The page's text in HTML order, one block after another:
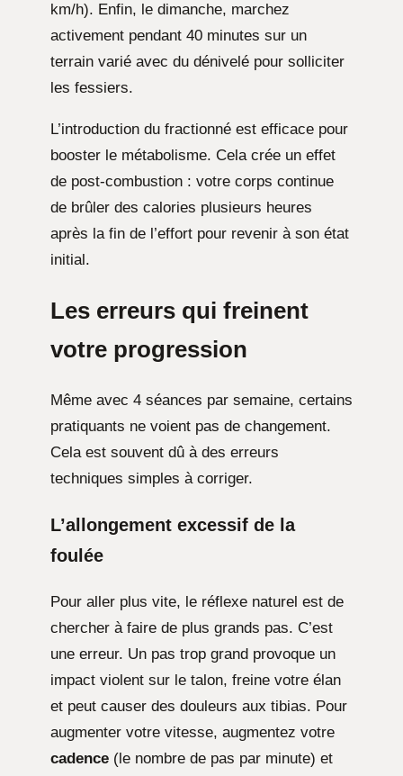
km/h). Enfin, le dimanche, marchez
activement pendant 40 minutes sur un
terrain varié avec du dénivelé pour solliciter
les fessiers.
L’introduction du fractionné est efficace pour
booster le métabolisme. Cela crée un effet
de post-combustion : votre corps continue
de brûler des calories plusieurs heures
après la fin de l’effort pour revenir à son état
initial.
Les erreurs qui freinent
votre progression
Même avec 4 séances par semaine, certains
pratiquants ne voient pas de changement.
Cela est souvent dû à des erreurs
techniques simples à corriger.
L’allongement excessif de la
foulée
Pour aller plus vite, le réflexe naturel est de
chercher à faire de plus grands pas. C’est
une erreur. Un pas trop grand provoque un
impact violent sur le talon, freine votre élan
et peut causer des douleurs aux tibias. Pour
augmenter votre vitesse, augmentez votre
cadence (le nombre de pas par minute) et